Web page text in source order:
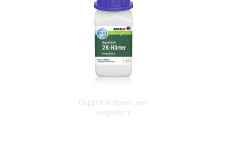
Doppelt antippen zum
vergrößern